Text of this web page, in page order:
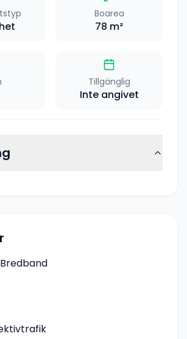
Boarea
78 m²
Tillgänglig
Inte angivet